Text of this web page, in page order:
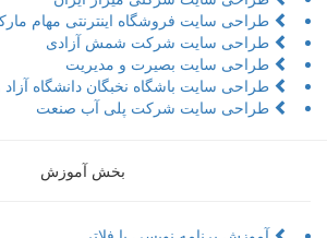
طراحی سایت فروشگاه اینترنتی مهام
طراحی سایت شرکت شمش آزادی
طراحی سایت بصیرت و مدیریت
طراحی سایت باشگاه نخبگان دانشگاه آزاد
طراحی سایت شرکت پلی آب صنعت
بخش آموزش